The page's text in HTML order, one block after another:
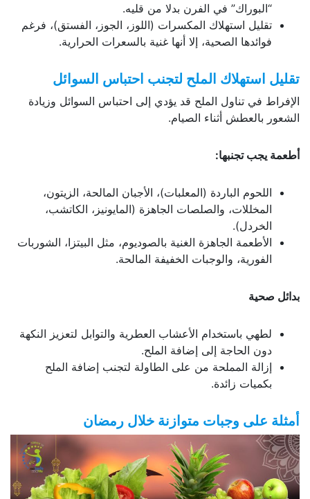
“البوراك” في الفرن بدلا من قليه.
تقليل استهلاك المكسرات (اللوز، الجوز، الفستق)، فرغم
فوائدها الصحية، إلا أنها غنية بالسعرات الحرارية.
تقليل استهلاك الملح لتجنب احتباس السوائل
الإفراط في تناول الملح قد يؤدي إلى احتباس السوائل وزيادة
الشعور بالعطش أثناء الصيام.
أطعمة يجب تجنبها:
اللحوم الباردة (المعلبات)، الأجبان المالحة، الزيتون،
المخللات، والصلصات الجاهزة (المايونيز، الكاتشب،
الخردل).
الأطعمة الجاهزة الغنية بالصوديوم، مثل البيتزا، الشوربات
الفورية، والوجبات الخفيفة المالحة.
بدائل صحية
لطهي باستخدام الأعشاب العطرية والتوابل لتعزيز النكهة
دون الحاجة إلى إضافة الملح.
إزالة المملحة من على الطاولة لتجنب إضافة الملح
بكميات زائدة.
أمثلة على وجبات متوازنة خلال رمضان